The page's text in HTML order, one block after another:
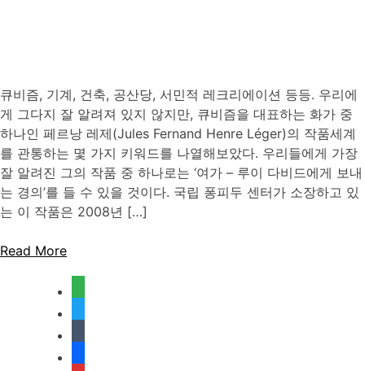
큐비즘, 기계, 건축, 공산당, 서민적 레크리에이션 등등. 우리에
게 그다지 잘 알려져 있지 않지만, 큐비즘을 대표하는 화가 중
하나인 페르낭 레제(Jules Fernand Henre Léger)의 작품세계
를 관통하는 몇 가지 키워드를 나열해보았다. 우리들에게 가장
잘 알려진 그의 작품 중 하나로는 ‘여가 – 루이 다비드에게 보내
는 경의’를 들 수 있을 것이다. 국립 퐁피두 센터가 소장하고 있
는 이 작품은 2008년 […]
Read More